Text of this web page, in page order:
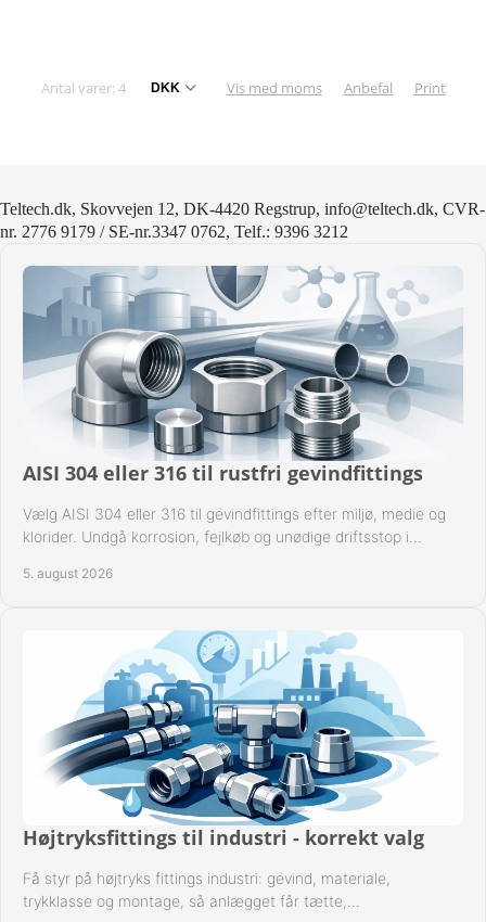
Antal varer: 4 Vis med moms Anbefal Print
Teltech.dk, Skovvejen 12, DK-4420 Regstrup, info@teltech.dk, CVR-
nr. 2776 9179 / SE-nr.3347 0762, Telf.: 9396 3212
AISI 304 eller 316 til rustfri gevindfittings
Vælg AISI 304 eller 316 til gevindfittings efter miljø, medie og
klorider. Undgå korrosion, fejlkøb og unødige driftsstop i
5. august 2026
Højtryksfittings til industri - korrekt valg
Få styr på højtryks fittings industri: gevind, materiale,
trykklasse og montage, så anlægget får tætte,